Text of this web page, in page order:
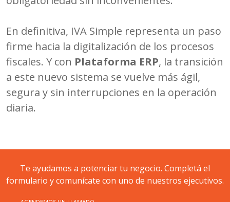
En definitiva, IVA Simple representa un paso
firme hacia la digitalización de los procesos
fiscales. Y con Plataforma ERP, la transición
a este nuevo sistema se vuelve más ágil,
segura y sin interrupciones en la operación
diaria.
Te ayudamos a potenciar tu negocio. Completá el
formulario y comunícate con uno de nuestros ejecutivos.